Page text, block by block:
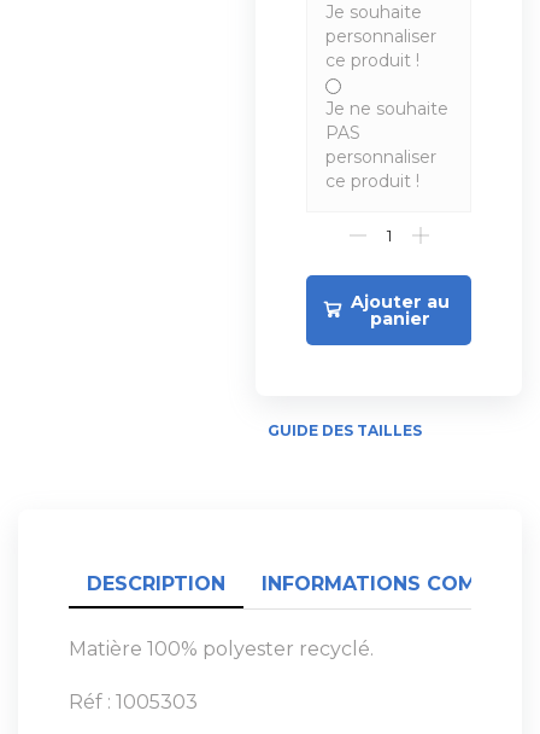
Je souhaite
personnaliser
ce produit !
Je ne souhaite
PAS
personnaliser
ce produit !
Ajouter au
panier
GUIDE DES TAILLES
DESCRIPTION INFORMATIONS
Matière 100% polyester recyclé.
Réf : 1005303